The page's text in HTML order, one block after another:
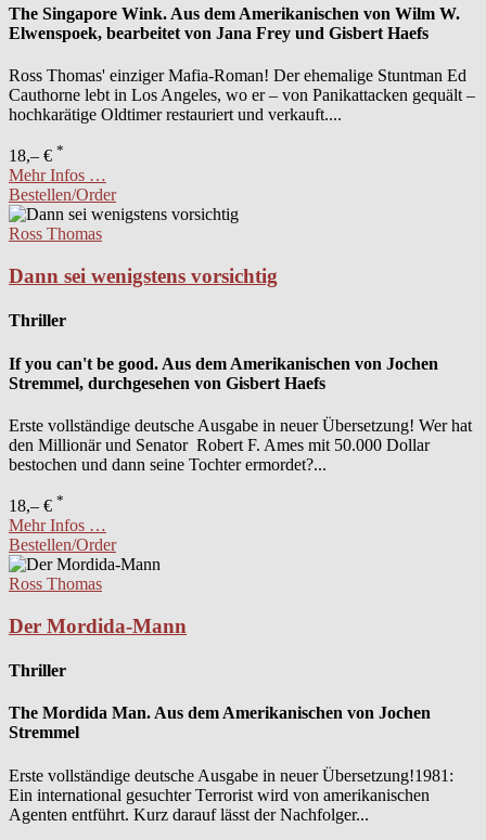
The Singapore Wink. Aus dem Amerikanischen von Wilm W.
Elwenspoek, bearbeitet von Jana Frey und Gisbert Haefs
Ross Thomas' einziger Mafia-Roman! Der ehemalige Stuntman Ed
Cauthorne lebt in Los Angeles, wo er – von Panikattacken gequält –
hochkarätige Oldtimer restauriert und verkauft....
18,– € *
Mehr Infos …
Bestellen/Order
Ross Thomas
Dann sei wenigstens vorsichtig
Thriller
If you can't be good. Aus dem Amerikanischen von Jochen
Stremmel, durchgesehen von Gisbert Haefs
Erste vollständige deutsche Ausgabe in neuer Übersetzung! Wer hat
den Millionär und Senator Robert F. Ames mit 50.000 Dollar
bestochen und dann seine Tochter ermordet?...
18,– € *
Mehr Infos …
Bestellen/Order
Ross Thomas
Der Mordida-Mann
Thriller
The Mordida Man. Aus dem Amerikanischen von Jochen
Stremmel
Erste vollständige deutsche Ausgabe in neuer Übersetzung!1981:
Ein international gesuchter Terrorist wird von amerikanischen
Agenten entführt. Kurz darauf lässt der Nachfolger...